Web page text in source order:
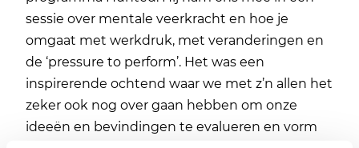
sessie over mentale veerkracht en hoe je
omgaat met werkdruk, met veranderingen en
de ‘pressure to perform’. Het was een
inspirerende ochtend waar we met z’n allen het
zeker ook nog over gaan hebben om onze
ideeën en bevindingen te evalueren en vorm